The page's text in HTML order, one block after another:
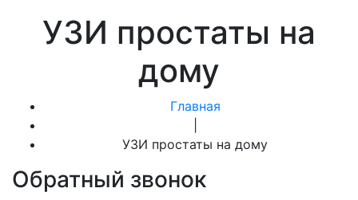
УЗИ простаты на
дому
Главная
УЗИ простаты на дому
Обратный звонок